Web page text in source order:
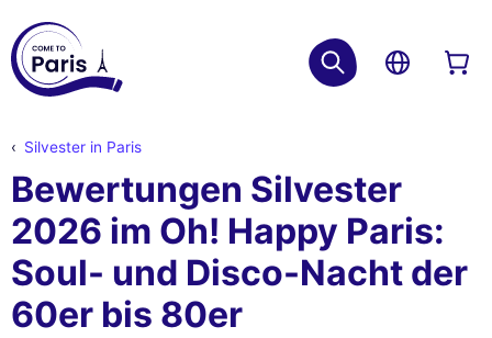
Silvester in Paris
Bewertungen Silvester
2026 im Oh! Happy Paris:
Soul- und Disco-Nacht der
60er bis 80er